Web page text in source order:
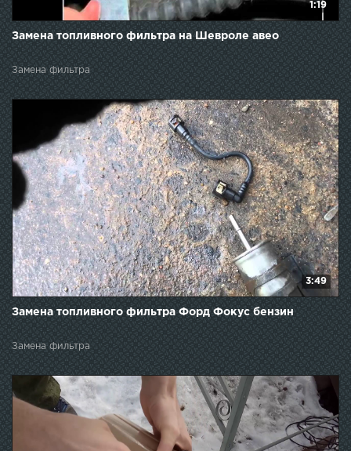
1:19
Замена топливного фильтра на Шевроле авео
Замена фильтра
3:49
Замена топливного фильтра Форд Фокус бензин
Замена фильтра